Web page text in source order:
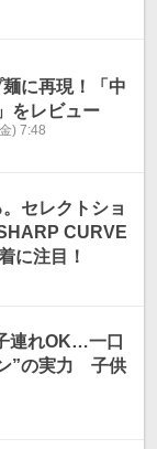
に再現！「中
をレビュー
) 7:48
セレクトショ
CURVE
に注目！
連れOK…一口
”の実力 子供